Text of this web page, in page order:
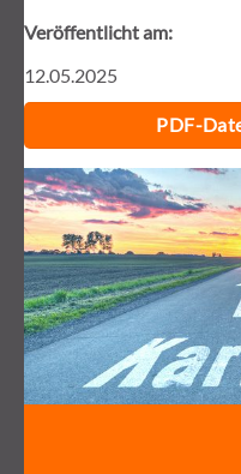
Veröffentlicht am:
12.05.2025
PDF-